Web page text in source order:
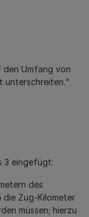
den Umfang von
unterschreiten.“
3 eingefügt:
des
Zug-Kilometer
müssen; hierzu